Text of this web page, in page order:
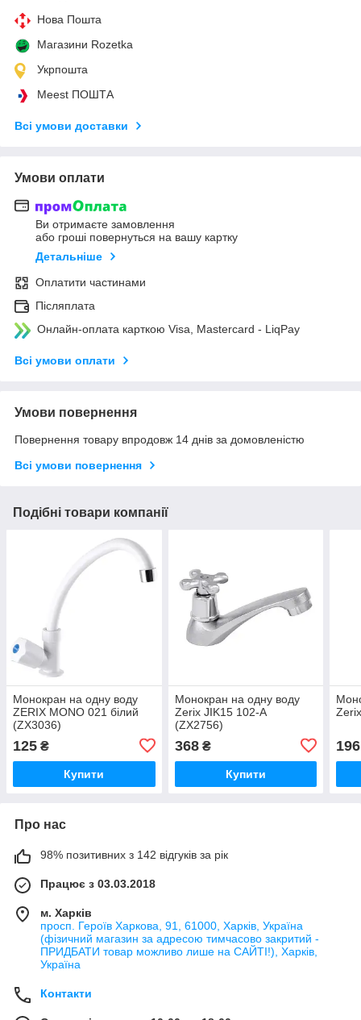
Нова Пошта
Магазини Rozetka
Укрпошта
Meest ПОШТА
Всі умови доставки
Умови оплати
Ви отримаєте замовлення
або гроші повернуться на вашу картку
Детальніше
Оплатити частинами
Післяплата
Онлайн-оплата карткою Visa, Mastercard - LiqPay
Всі умови оплати
Умови повернення
Повернення товару впродовж 14 днів за домовленістю
Всі умови повернення
Подібні товари компанії
Монокран на одну воду
ZERIX MONO 021 білий
(ZX3036)
125 ₴
Купити
Монокран на одну воду
Zerix JIK15 102-A
(ZX2756)
368₴
Купити
196
Про нас
98% позитивних з 142 відгуків за рік
Працює з 03.03.2018
м. Харків
просп. Героїв Харкова, 91, 61000, Харків, Україна
(фізичний магазин за адресою тимчасово закритий -
ПРИДБАТИ товар можливо лише на САЙТІ!), Харків,
Україна
Контакти